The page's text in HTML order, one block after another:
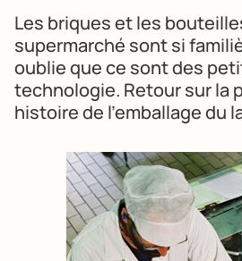
Les briques et les
supermarché sont si
oublie que ce sont des
technologie. Retour sur la
histoire de l’emballage du